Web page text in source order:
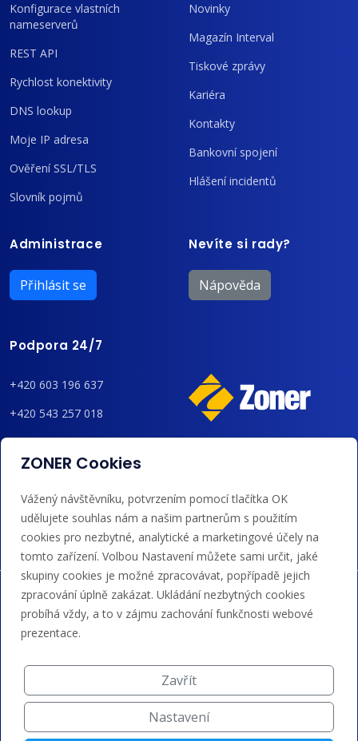
Konfigurace vlastních
nameserverů
REST API
Rychlost konektivity
DNS lookup
Moje IP adresa
Ověření SSL/TLS
Slovník pojmů
Novinky
Magazín Interval
Tiskové zprávy
Kariéra
Kontakty
Bankovní spojení
Hlášení incidentů
Administrace
Přihlásit se
Nevíte si rady?
Nápověda
Podpora 24/7
+420 603 196 637
+420 543 257 018
admin@regzone.cz
Akceptujeme platby kartou, Google/Apple Pay,
bankovním převodem a kreditem.
ZONER Cookies
Vážený návštěvníku, potvrzením pomocí tlačítka OK
udělujete souhlas nám a našim partnerům s použitím
cookies pro nezbytné, analytické a marketingové účely na
tomto zařízení. Volbou Nastavení můžete sami určit, jaké
skupiny cookies je možné zpracovávat, popřípadě jejich
zpracování úplně zakázat. Ukládání nezbytných cookies
probíhá vždy, a to v zájmu zachování funkčnosti webové
prezentace.
Zavřít
Nastavení